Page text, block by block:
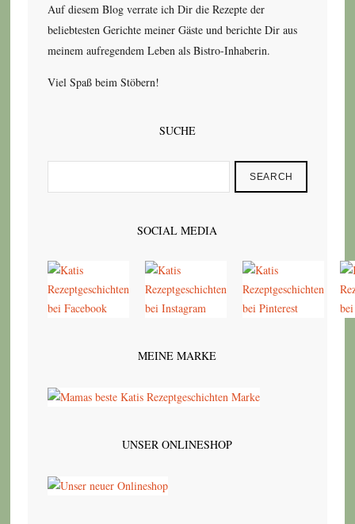
Auf diesem Blog verrate ich Dir die Rezepte der
beliebtesten Gerichte meiner Gäste und berichte Dir aus
meinem aufregendem Leben als Bistro-Inhaberin.
Viel Spaß beim Stöbern!
SUCHE
SEARCH
SOCIAL MEDIA
MEINE MARKE
UNSER ONLINESHOP